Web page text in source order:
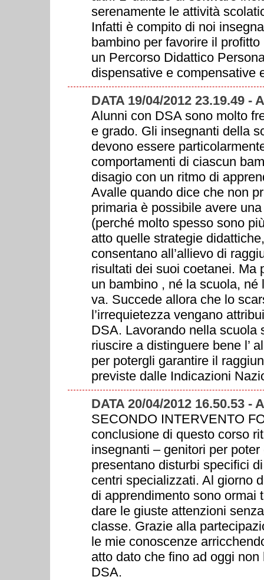
serenamente le attività
Infatti è compito di noi
bambino per favorire il
un Percorso Didattico
dispensative e compensative
DATA 19/04/2012 23.19.49 -
Alunni con DSA sono molto
e grado. Gli insegnanti della
devono essere
comportamenti di ciascun
disagio con un ritmo di
Avalle quando dice che non
primaria è possibile avere
(perché molto spesso sono
atto quelle strategie
consentano all’allievo di
risultati dei suoi coetanei. Ma
un bambino , né la scuola,
va. Succede allora che lo
l’irrequietezza vengano
DSA. Lavorando nella scuola
riuscire a distinguere bene l’
per potergli garantire il
previste dalle Indicazioni
DATA 20/04/2012 16.50.53 -
SECONDO INTERVENTO
conclusione di questo corso
insegnanti – genitori per
presentano disturbi specifici
centri specializzati. Al giorno
di apprendimento sono ormai
dare le giuste attenzioni
classe. Grazie alla
le mie conoscenze
atto dato che fino ad oggi
DSA.